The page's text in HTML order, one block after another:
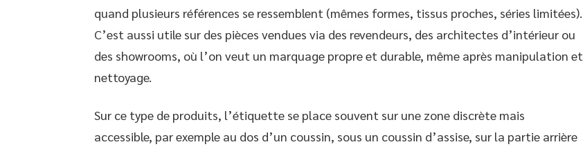
quand plusieurs références se ressemblent (mêmes formes, tissus proches, séries limitées).
C’est aussi utile sur des pièces vendues via des revendeurs, des architectes d’intérieur ou
des showrooms, où l’on veut un marquage propre et durable, même après manipulation et
nettoyage.
Sur ce type de produits, l’étiquette se place souvent sur une zone discrète mais
accessible, par exemple au dos d’un coussin, sous un coussin d’assise, sur la partie arrière